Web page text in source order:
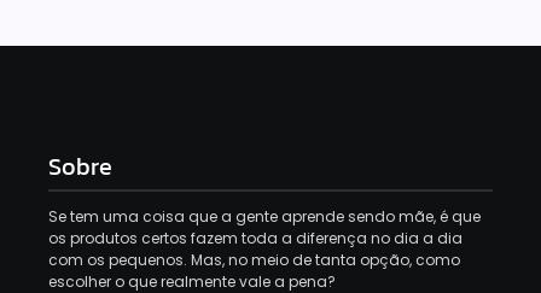
Sobre
Se tem uma coisa que a gente aprende sendo mãe, é que
os produtos certos fazem toda a diferença no dia a dia
com os pequenos. Mas, no meio de tanta opção, como
escolher o que realmente vale a pena?